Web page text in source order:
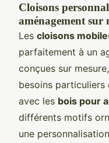
Cloisons
aménagement sur
Les cloisons
parfaitement à un
conçues sur
besoins particuliers
avec les bois pour
différents motifs
une